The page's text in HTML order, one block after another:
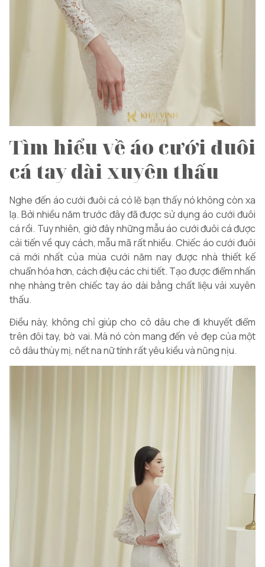
Tìm hiểu về áo cưới đuôi
cá tay dài xuyên thấu
Nghe đến áo cưới đuôi cá có lẽ bạn thấy nó không còn xa
lạ. Bởi nhiều năm trước đây đã được sử dụng áo cưới đuôi
cá rồi. Tuy nhiên, giờ đây những mẫu áo cưới đuôi cá được
cải tiến về quy cách, mẫu mã rất nhiều. Chiếc áo cưới đuôi
cá mới nhất của mùa cưới năm nay được nhà thiết kế
chuẩn hóa hơn, cách điệu các chi tiết. Tạo được điểm nhấn
nhẹ nhàng trên chiếc tay áo dài bằng chất liệu vải xuyên
thấu.
Điều này, không chỉ giúp cho cô dâu che đi khuyết điểm
trên đôi tay, bờ vai. Mà nó còn mang đến vẻ đẹp của một
cô dâu thùy mị, nết na nữ tính rất yêu kiều và nũng nịu.